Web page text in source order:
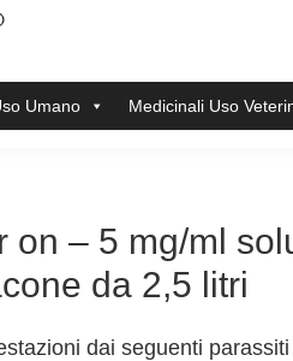
Umano Medicinali Uso
on – 5 mg/ml
da 2,5 litri
dai seguenti